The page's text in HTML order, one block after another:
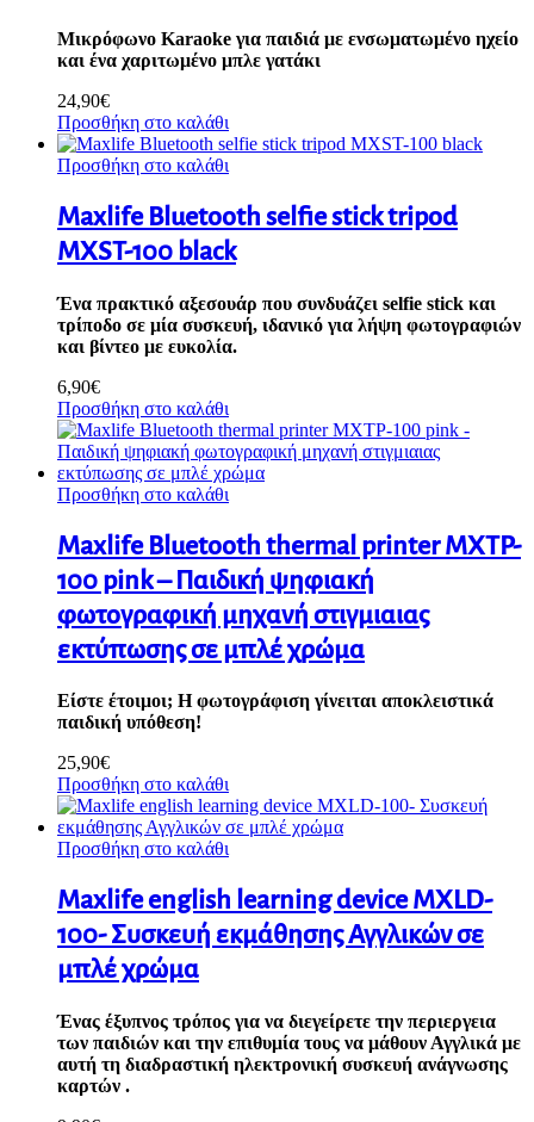
Μικρόφωνο Karaoke για παιδιά με ενσωματωμένο ηχείο
και ένα χαριτωμένο μπλε γατάκι
24,90€
Προσθήκη στο καλάθι
Προσθήκη στο καλάθι
Maxlife Bluetooth selfie stick tripod
MXST-100 black
Ένα πρακτικό αξεσουάρ που συνδυάζει selfie stick και
τρίποδο σε μία συσκευή, ιδανικό για λήψη φωτογραφιών
και βίντεο με ευκολία.
6,90€
Προσθήκη στο καλάθι
Προσθήκη στο καλάθι
Maxlife Bluetooth thermal printer MXTP-
100 pink – Παιδική ψηφιακή
φωτογραφική μηχανή στιγμιαιας
εκτύπωσης σε μπλέ χρώμα
Είστε έτοιμοι; Η φωτογράφιση γίνειται αποκλειστικά
παιδική υπόθεση!
25,90€
Προσθήκη στο καλάθι
Προσθήκη στο καλάθι
Maxlife english learning device MXLD-
100- Συσκευή εκμάθησης Αγγλικών σε
μπλέ χρώμα
Ένας έξυπνος τρόπος για να διεγείρετε την περιεργεια
των παιδιών και την επιθυμία τους να μάθουν Αγγλικά με
αυτή τη διαδραστική ηλεκτρονική συσκευή ανάγνωσης
καρτών .